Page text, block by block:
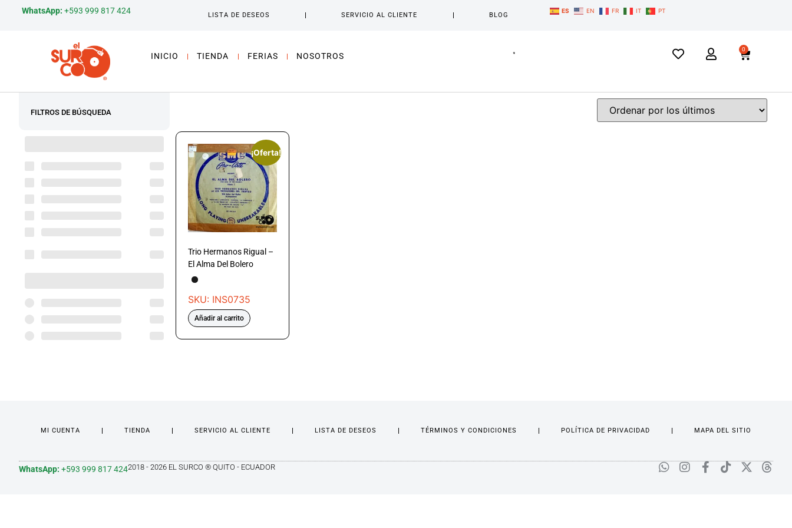
WhatsApp: +593 999 817 424 LISTA DE DESEOS SERVICIO AL CLIENTE BLOG
ES EN FR IT PT
INICIO TIENDA FERIAS NOSOTROS
0
FILTROS DE BÚSQUEDA
¡Oferta!
Trio Hermanos Rigual –
El Alma Del Bolero
SKU: INS0735
Añadir al carrito
MI CUENTA TIENDA SERVICIO AL CLIENTE LISTA DE DESEOS TÉRMINOS Y CONDICIONES POLÍTICA DE PRIVACIDAD MAPA DEL SITIO
WhatsApp: +593 999 817 4242018 - 2026 EL SURCO ® QUITO - ECUADOR